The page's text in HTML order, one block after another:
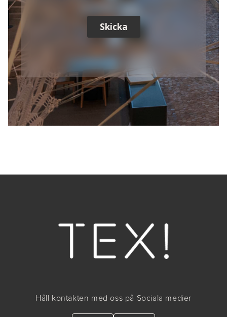
Håll kontakten med oss på Sociala medier